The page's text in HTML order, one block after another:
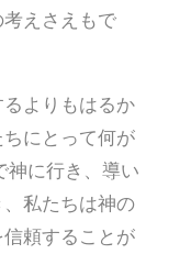
えさえもで
よりもはるか
にとって何が
神に行き、導い
私たちは神の
頼することが